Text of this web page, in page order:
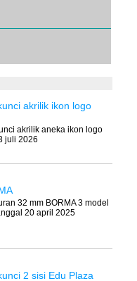
akrilik ikon logo
akrilik aneka ikon logo
juli 2026
32 mm BORMA 3 model
20 april 2025
2 sisi Edu Plaza